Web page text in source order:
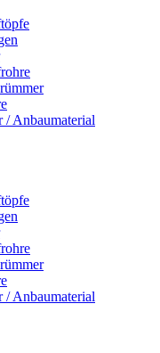
/ Anbaumaterial
/ Anbaumaterial